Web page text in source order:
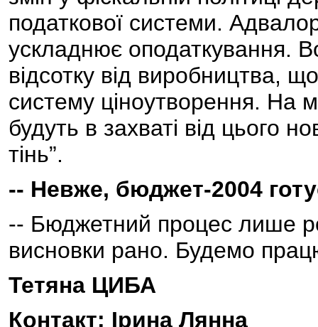
податкової системи.
ускладнює оподаткування.
відсотку від виробництва,
систему ціноутворення. На
будуть в захваті від цього
тінь”.
-- Невже, бюджет-2004
-- Бюджетний процес лише
висновки рано. Будемо
Тетяна ЦИБА
Контакт: Ірина Лянна